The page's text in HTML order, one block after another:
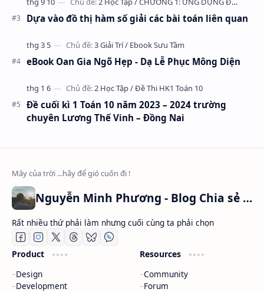
Dựa vào đồ thị hàm số giải các bài toán liên quan
eBook Oan Gia Ngõ Hẹp - Dạ Lễ Phục Mông Diện
Đề cuối kì 1 Toán 10 năm 2023 – 2024 trường
chuyên Lương Thế Vinh – Đồng Nai
Nguyễn Minh Phương - Blog Chia sẻ Kiến thức Chứng khoán & Tài liệu Toán học
Rất nhiều thứ phải làm nhưng cuối cùng ta phải chọn
Product
Design
Development
Resources
Community
Forum